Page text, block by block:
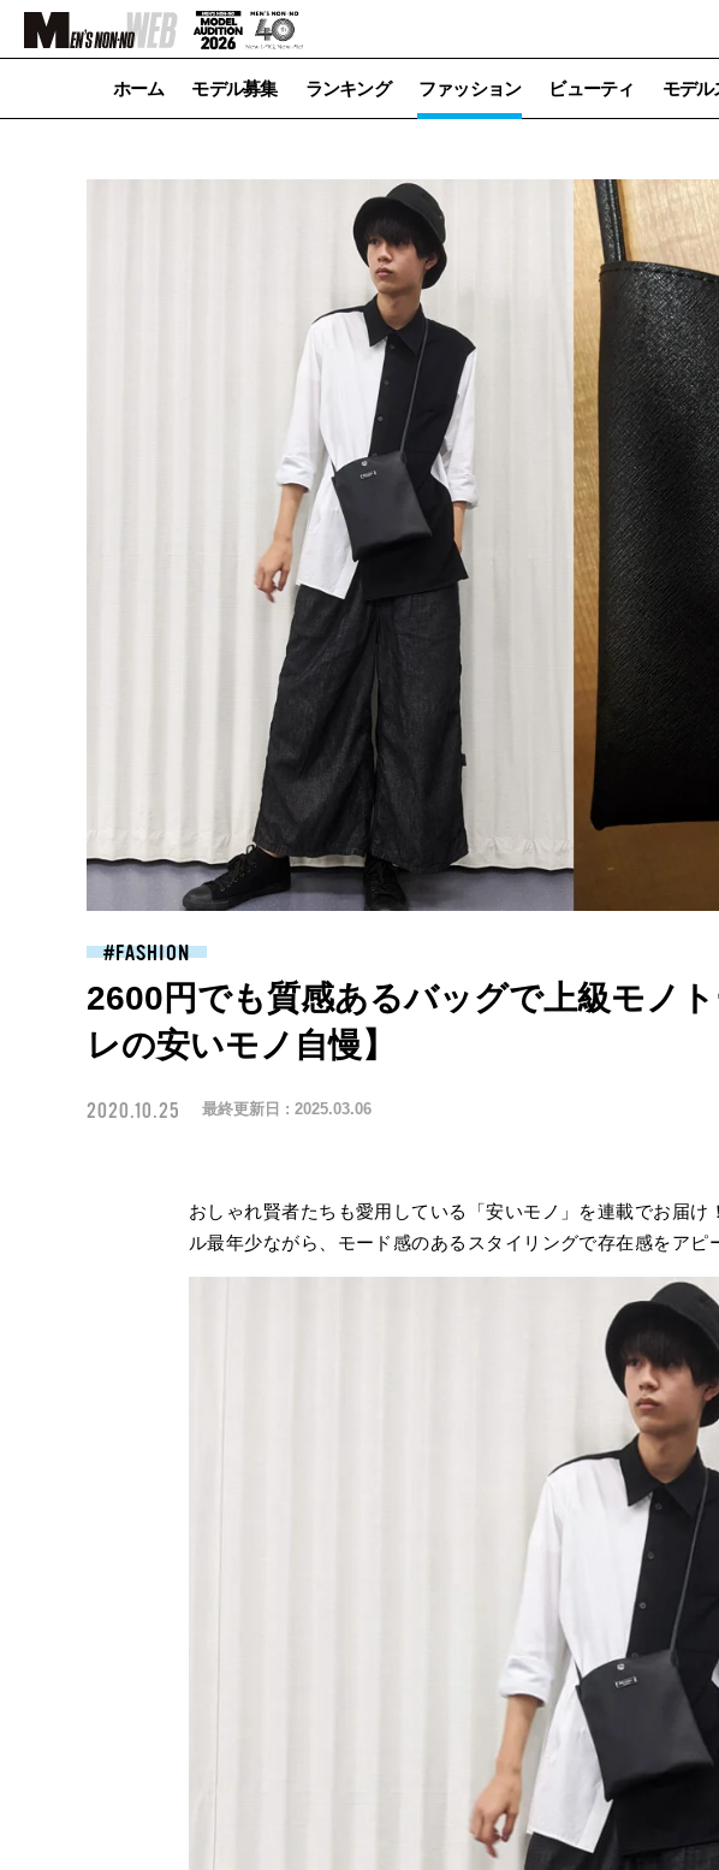
ホーム モデル募集 ランキング ファッション ビューティ モデル
FASHION
2600円でも質感あるバッグで上級モノ
レの安いモノ自慢】
2020.10.25 最終更新日 : 2025.03.06
おしゃれ賢者たちも愛用している「安いモノ」を連載でお届け
ル最年少ながら、モード感のあるスタイリングで存在感をアピ